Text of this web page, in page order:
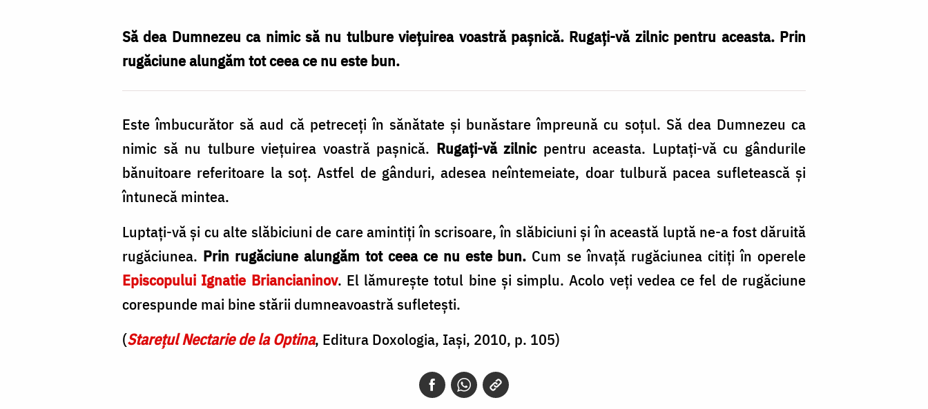
Să dea Dumnezeu ca nimic să nu tulbure vieţuirea voastră paşnică. Rugaţi-vă zilnic pentru aceasta. Prin
rugăciune alungăm tot ceea ce nu este bun.
Este îmbucurător să aud că petreceţi în sănătate şi bunăstare împreună cu soţul. Să dea Dumnezeu ca
nimic să nu tulbure vieţuirea voastră paşnică. Rugaţi-vă zilnicpentru aceasta. Luptaţi-vă cu gândurile
bănuitoare referitoare la soţ. Astfel de gânduri, adesea neîntemeiate, doar tulbură pacea sufletească şi
întunecă mintea.
Luptaţi-vă şi cu alte slăbiciuni de care amintiţi în scrisoare, în slăbiciuni şi în această luptă ne-a fost dăruită
rugăciunea. Prin rugăciune alungăm tot ceea ce nu este bun. Cum se învaţă rugăciunea citiţi în operele
Episcopului Ignatie Briancianinov. El lămureşte totul bine şi simplu. Acolo veţi vedea ce fel de rugăciune
corespunde mai bine stării dumneavoastră sufleteşti.
(Starețul Nectarie de la Optina, Editura Doxologia, Iași, 2010, p. 105)